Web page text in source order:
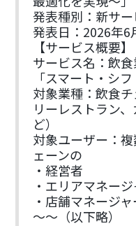
発表種別：新サ
発表日：2026年6
【サービス概要】
サービス名：飲
「スマート・シフ
対象業種：飲食
リーレストラン
ど）
対象ユーザー：
ェーンの
・経営者
・エリアマネー
・店舗マネージ
〜〜（以下略）